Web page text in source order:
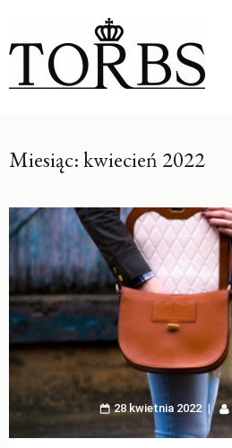
Miesiąc: kwiecień 2022
28 kwietnia 2022